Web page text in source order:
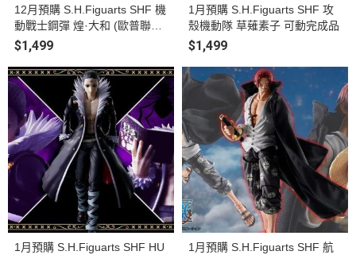
12月預購 S.H.Figuarts SHF 機
動戰士鋼彈 煌·大和 (歐普聯合
首長國駕駛服Ver.) 可動完成品
$1,499
1月預購 S.H.Figuarts SHF 攻
殼機動隊 草薙素子 可動完成品
$1,499
1月預購 S.H.Figuarts SHF HU
1月預購 S.H.Figuarts SHF 航